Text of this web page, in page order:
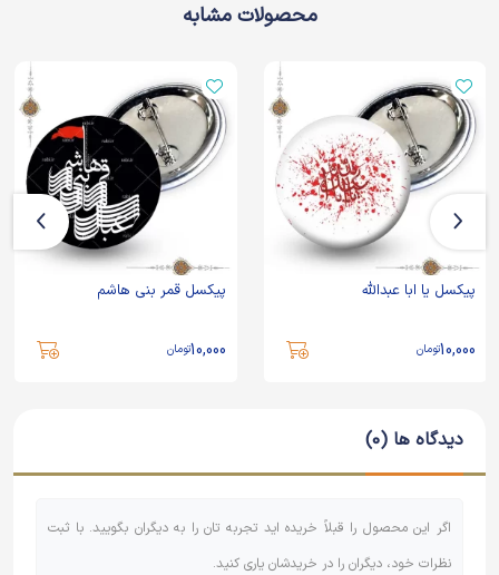
محصولات مشابه
پیکسل یا ابا عبدالله
10,000تومان
پیکسل قمر بنی هاشم
10,000تومان
دیدگاه ها (0)
اگر این محصول را قبلاً خریده اید تجربه تان را به دیگران بگویید. با ثبت
نظرات خود، دیگران را در خریدشان یاری کنید.